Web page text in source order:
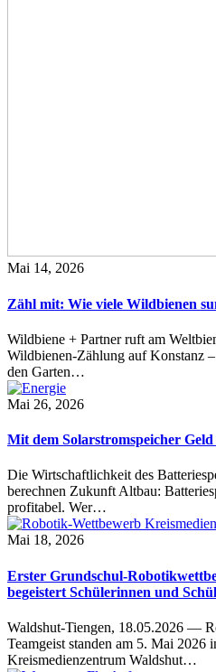
Mai 14, 2026
Zähl mit: Wie viele Wildbienen
Wildbiene + Partner ruft am
Wildbienen-Zählung auf Konstanz
den Garten…
Mai 26, 2026
Mit dem Solarstromspeicher Geld
Die Wirtschaftlichkeit des
berechnen Zukunft Altbau:
profitabel. Wer…
Mai 18, 2026
Erster Grundschul-
begeistert Schülerinnen und
Waldshut-Tiengen, 18.05.2026 —
Teamgeist standen am 5. Mai 2026
Kreismedienzentrum Waldshut…